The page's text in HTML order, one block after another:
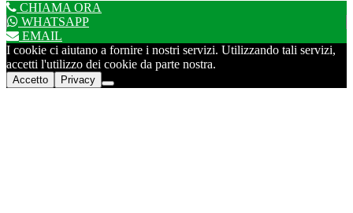
CHIAMA ORA
WHATSAPP
EMAIL
I cookie ci aiutano a fornire i nostri servizi. Utilizzando tali servizi,
accetti l'utilizzo dei cookie da parte nostra.
Accetto Privacy